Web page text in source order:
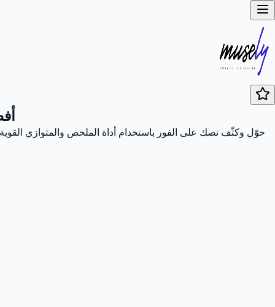
حوّل وكثّف نصك على الفور باستخدام أداة الملخص والمتوازي